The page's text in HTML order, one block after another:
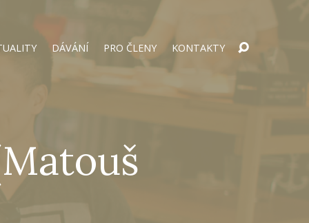
DÁVÁNÍ PRO ČLENY KONTAKTY